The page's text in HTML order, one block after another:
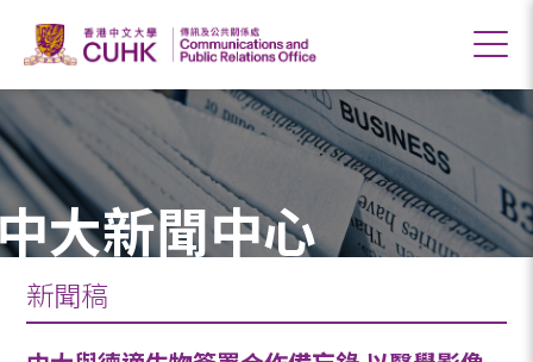
大新聞中心
新聞稿